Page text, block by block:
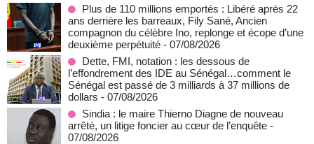
Plus de 110 millions emportés : Libéré après 22
ans derrière les barreaux, Fily Sané, Ancien
compagnon du célèbre Ino, replonge et écope d’une
deuxième perpétuité - 07/08/2026
Dette, FMI, notation : les dessous de
l’effondrement des IDE au Sénégal…comment le
Sénégal est passé de 3 milliards à 37 millions de
dollars - 07/08/2026
Sindia : le maire Thierno Diagne de nouveau
arrêté, un litige foncier au cœur de l’enquête -
07/08/2026